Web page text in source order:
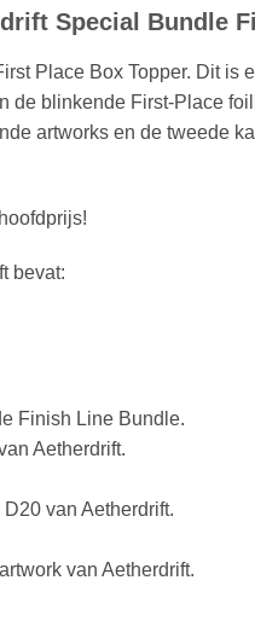
Special Bundle
Place Box Topper. Dit is
de blinkende First-Place
artworks en de tweede
bevat:
Finish Line Bundle.
Aetherdrift.
van Aetherdrift.
van Aetherdrift.